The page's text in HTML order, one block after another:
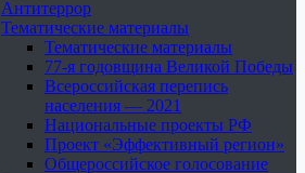
Антитеррор
Тематические материалы
Тематические материалы
77-я годовщина Великой Победы
Всероссийская перепись
населения — 2021
Национальные проекты РФ
Проект «Эффективный регион»
Общероссийское голосование